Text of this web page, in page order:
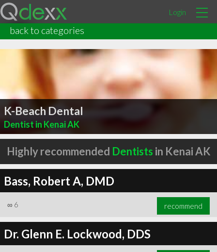
Login
back to categories
K-Beach Dental
Dentist in Kenai AK
Highly recommended Dentists in Kenai AK
Bass, Robert A, DMD
∞ 6 recommend
Dr. Glenn E. Lockwood, DDS